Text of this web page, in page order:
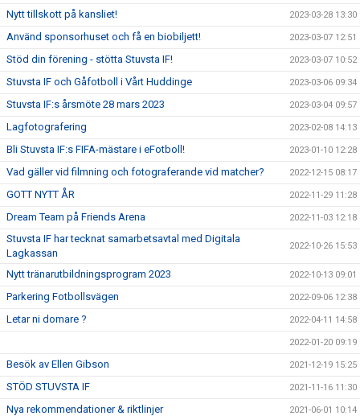
Nytt tillskott på kansliet! 2023-03-28 13:30
Använd sponsorhuset och få en biobiljett! 2023-03-07 12:51
Stöd din förening - stötta Stuvsta IF! 2023-03-07 10:52
Stuvsta IF och Gåfotboll i Vårt Huddinge 2023-03-06 09:34
Stuvsta IF:s årsmöte 28 mars 2023 2023-03-04 09:57
Lagfotografering 2023-02-08 14:13
Bli Stuvsta IF:s FIFA-mästare i eFotboll! 2023-01-10 12:28
Vad gäller vid filmning och fotograferande vid matcher? 2022-12-15 08:17
GOTT NYTT ÅR 2022-11-29 11:28
Dream Team på Friends Arena 2022-11-03 12:18
Stuvsta IF har tecknat samarbetsavtal med Digitala
Lagkassan
2022-10-26 15:53
Nytt tränarutbildningsprogram 2023 2022-10-13 09:01
Parkering Fotbollsvägen 2022-09-06 12:38
Letar ni domare ? 2022-04-11 14:58
2022-01-20 09:19
Besök av Ellen Gibson 2021-12-19 15:25
STÖD STUVSTA IF 2021-11-16 11:30
Nya rekommendationer & riktlinjer 2021-06-01 10:14